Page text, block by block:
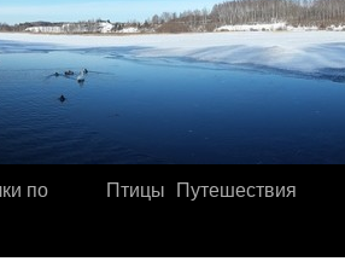
по
Птицы Путешествия